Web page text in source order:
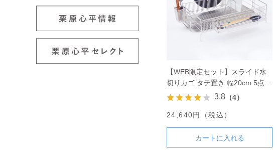
【WEB限定セット】スライド水
切りカゴ タテ置き 幅20cm 5点セ
ット
3.8 （4）
24,640円（税込）
カートに入れる